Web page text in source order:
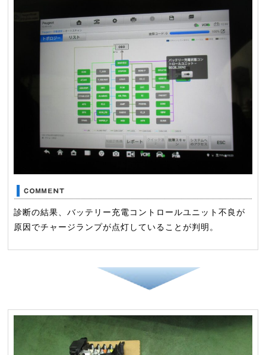
診断の結果、バッテリー充電コントロールユニット不良が
原因でチャージランプが点灯していることが判明。